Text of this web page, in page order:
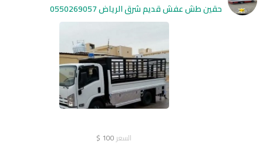
حقين طش عفش قديم شرق الرياض 0550269057
السعر 100
$